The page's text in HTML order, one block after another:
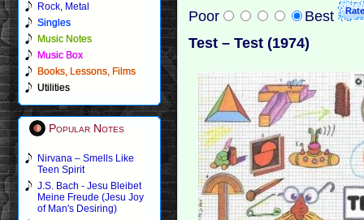
Rock, Metal
Singles
Music Notes
Music Box
Books, Lessons, Films
Utilities
Popular Notes
Nirvana – Smells Like
Teen Spirit
J.S. Bach - Jesu Bleibet
Meine Freude (Jesu Joy
of Man's Desiring)
Poor
Best
Test – Test (1974)